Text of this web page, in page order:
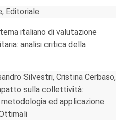
Editoriale
italiano di valutazione
analisi critica della
Silvestri, Cristina Cerbaso,
sulla collettività:
ed applicazione